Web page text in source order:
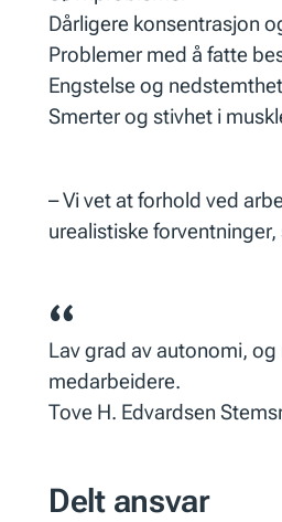
Dårligere konsentrasjon
Problemer med å fatte
Engstelse og nedstemthet
Smerter og stivhet i
– Vi vet at forhold ved
urealistiske
Lav grad av autonomi,
medarbeidere.
Tove H. Edvardsen
Delt ansvar